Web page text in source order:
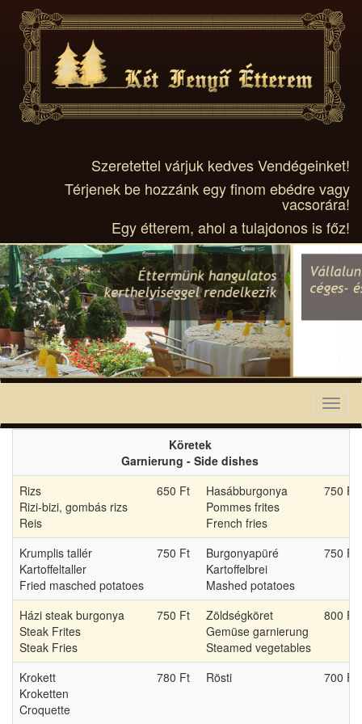
Szeretettel várjuk kedves Vendégeinket!
Térjenek be hozzánk egy finom ebédre vagy
vacsorára!
Egy étterem, ahol a tulajdonos is főz!
Köretek
Garnierung - Side dishes
Rizs
Rizi-bizi, gombás rizs
Reis
650 Ft
Hasábburgonya
Pommes frites
French fries
750 Ft
Krumplis tallér
Kartoffeltaller
Fried masched potatoes
750 Ft
Burgonyapüré
Kartoffelbrei
Mashed potatoes
750 Ft
Házi steak burgonya
Steak Frites
Steak Fries
750 Ft
Zöldségköret
Gemüse garnierung
Steamed vegetables
800 Ft
Krokett
Kroketten
Croquette
780 Ft Rösti 700 Ft